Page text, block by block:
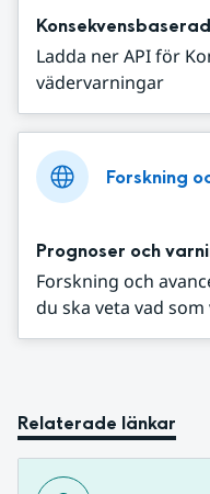
Ladda ner API för
vädervarningar
Forskning
Prognoser och
Forskning och
du ska veta vad som
Relaterade länkar